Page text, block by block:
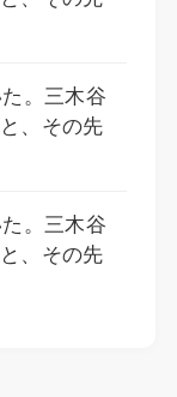
。三木谷
、その先
。三木谷
、その先